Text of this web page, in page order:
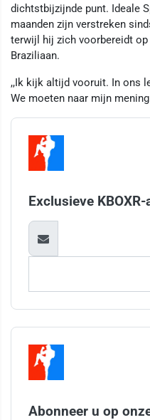
dichtstbijzijnde punt. Ideale
maanden zijn verstreken
terwijl hij zich voorbereidt op
Braziliaan.
,,Ik kijk altijd vooruit. In ons
We moeten naar mijn
Exclusieve
Abonneer u op